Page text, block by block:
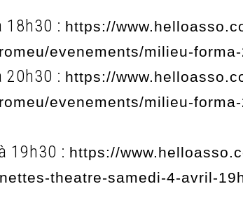
18h30 : https://
evenements/milieu-
20h30 : https://
evenements/milieu-
19h30 : https://
theatre-samedi-4-avril-